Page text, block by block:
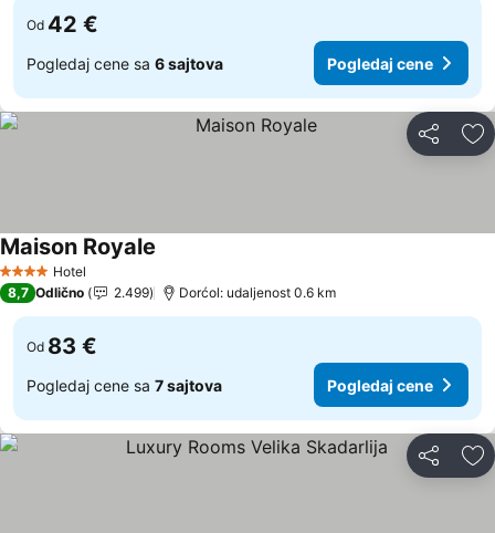
Od 42 €
Pogledaj cene sa 6 sajtova Pogledaj cene
Deli
4 ZvezdiceHotel
Maison Royale
8,7 Odlično 2.499 Dorćol: udaljenost 0.6 km
Od 83 €
Pogledaj cene sa 7 sajtova Pogledaj cene
Deli